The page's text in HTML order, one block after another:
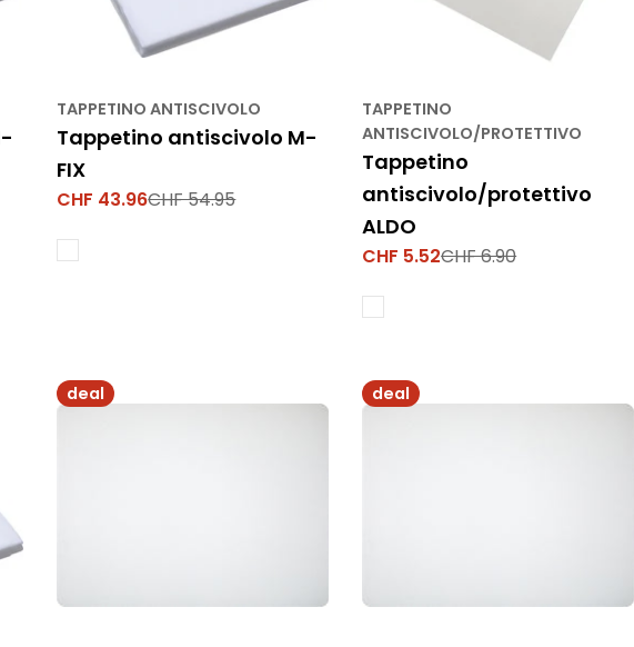
TAPPETINO ANTISCIVOLO
Tappetino antiscivolo M-
FIX
Prezzo
vendita
CHF 43.96
Prezzo
CHF 54.95
TAPPETINO
ANTISCIVOLO/PROTETTIVO
Tappetino
antiscivolo/protettivo
ALDO
Prezzo
vendita
CHF 5.52
Prezzo
CHF 6.90
deal deal